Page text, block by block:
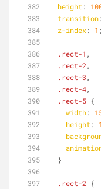
height :
transition
z-index: 1 ;
.rect-1 ,
.rect-2 ,
.rect-3 ,
.rect-4,
.rect-5 {
width:
height :
  }
.rect-2 {